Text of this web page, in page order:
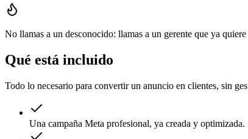
No llamas a un desconocido: llamas a un gerente que ya
Qué está incluido
Todo lo necesario para convertir un anuncio en clientes, sin
Una campaña Meta profesional, ya creada y optimizada.